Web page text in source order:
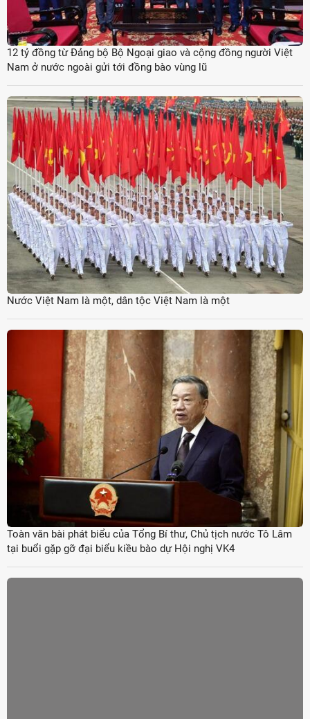
12 tỷ đồng từ Đảng bộ Bộ Ngoại giao và cộng đồng người Việt
Nam ở nước ngoài gửi tới đồng bào vùng lũ
Nước Việt Nam là một, dân tộc Việt Nam là một
Toàn văn bài phát biểu của Tổng Bí thư, Chủ tịch nước Tô Lâm
tại buổi gặp gỡ đại biểu kiều bào dự Hội nghị VK4